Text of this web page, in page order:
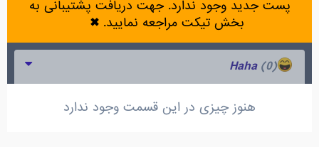
پست جدید وجود ندارد. جهت دریافت پشتیبانی به
بخش تیکت مراجعه نمایید. ✖
Haha
(0)
هنوز چیزی در این قسمت وجود ندارد